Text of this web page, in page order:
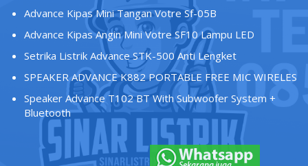
Advance Kipas Mini Tangan Votre Sf-05B
Advance Kipas Angin Mini Votre SF10 Lampu LED
Setrika Listrik Advance STK-500 Anti Lengket
SPEAKER ADVANCE K882 PORTABLE FREE MIC WIRELES
Speaker Advance T102 BT With Subwoofer System +
Bluetooth